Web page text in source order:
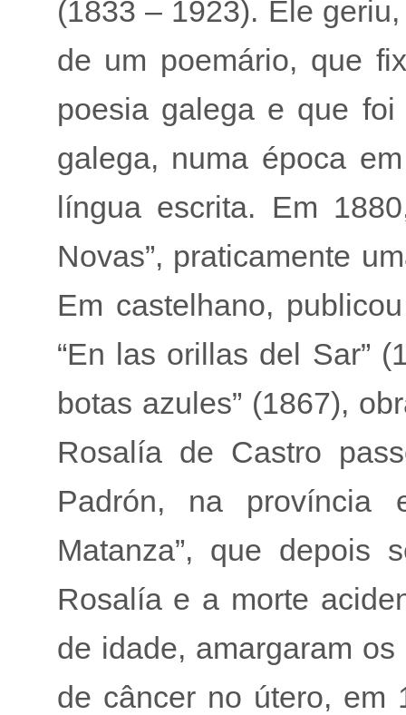
(1833 – 1923). Ele
de um poemário, que
poesia galega e que
galega, numa época
língua escrita. Em
Novas”, praticamente
Em castelhano,
“En las orillas del Sar”
botas azules” (1867),
Rosalía de Castro
Padrón, na província
Matanza”, que depois
Rosalía e a morte
de idade, amargaram
de câncer no útero, em